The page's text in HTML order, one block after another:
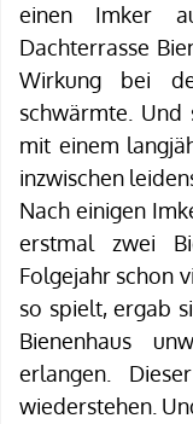
einen Imker
Dachterrasse
Wirkung bei
schwärmte. Und
mit einem
inzwischen
Nach einigen
erstmal zwei
Folgejahr schon
so spielt, ergab
Bienenhaus
erlangen.
wiederstehen.